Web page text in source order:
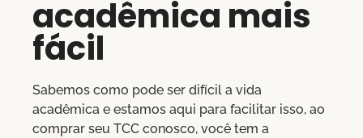
acadêmica mais
fácil
Sabemos como pode ser difícil a vida
acadêmica e estamos aqui para facilitar isso, ao
comprar seu TCC conosco, você tem a